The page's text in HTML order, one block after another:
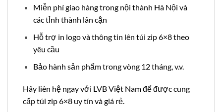
Miễn phí giao hàng trong nội thành Hà Nội và
các tỉnh thành lân cận
Hỗ trợ in logo và thông tin lên túi zip 6×8 theo
yêu cầu
Bảo hành sản phẩm trong vòng 12 tháng, v.v.
Hãy liên hệ ngay với LVB Việt Nam để được cung
cấp túi zip 6×8 uy tín và giá rẻ.